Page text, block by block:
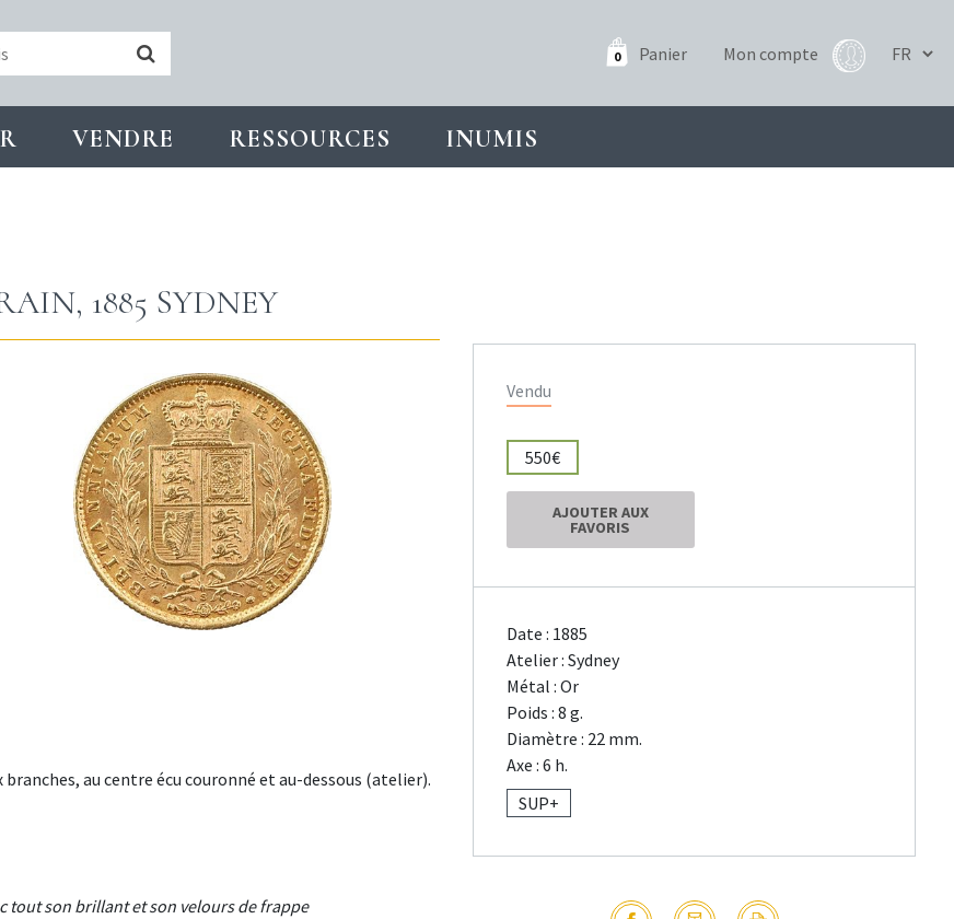
0 Panier Mon compte
VENDRE RESSOURCES INUMIS
1885 SYDNEY
branches, au centre écu couronné et au-dessous (atelier).
tout son brillant et son velours de frappe
Vendu
550€
AJOUTER AUX
FAVORIS
Date : 1885
Atelier : Sydney
Métal : Or
Poids : 8 g.
Diamètre : 22 mm.
Axe : 6 h.
SUP+